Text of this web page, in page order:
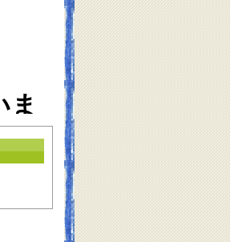
ま